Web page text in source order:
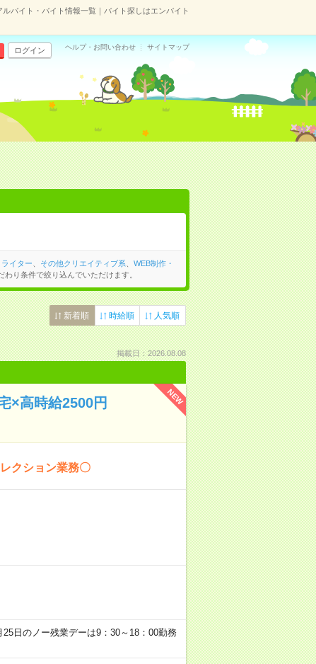
バイト・バイト情報一覧｜バイト探しはエンバイト
ログイン ヘルプ・お問い合わせ サイトマップ
イター その他クリエイティブ系
WEB制作・
わり条件で絞り込んでいただけます。
新着順 時給順 人気順
掲載日：2026.08.08
NEW
×高時給2500円
クション業務〇
日のノー残業デーは9：30～18：00勤務